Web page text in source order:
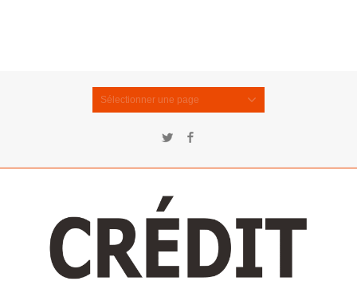
Sélectionner une page
Twitter